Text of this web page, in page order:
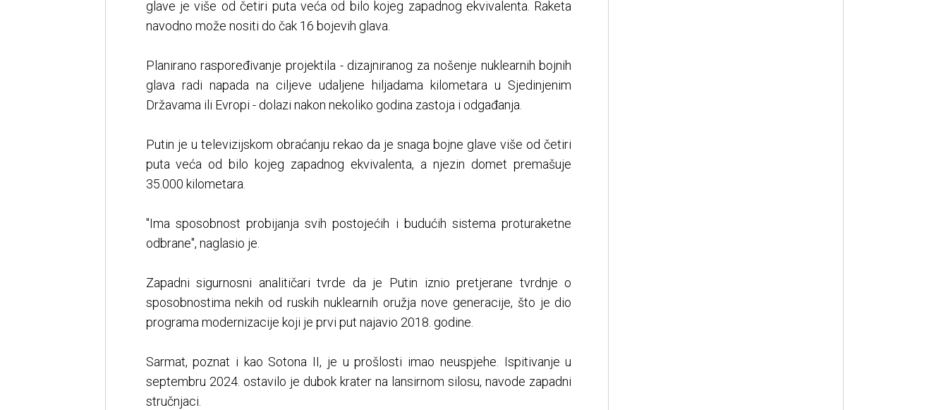
glave je više od četiri puta veća od bilo kojeg zapadnog ekvivalenta. Raketa
navodno može nositi do čak 16 bojevih glava.
Planirano raspoređivanje projektila - dizajniranog za nošenje nuklearnih bojnih
glava radi napada na ciljeve udaljene hiljadama kilometara u Sjedinjenim
Državama ili Evropi - dolazi nakon nekoliko godina zastoja i odgađanja.
Putin je u televizijskom obraćanju rekao da je snaga bojne glave više od četiri
puta veća od bilo kojeg zapadnog ekvivalenta, a njezin domet premašuje
35.000 kilometara.
"Ima sposobnost probijanja svih postojećih i budućih sistema proturaketne
odbrane", naglasio je.
Zapadni sigurnosni analitičari tvrde da je Putin iznio pretjerane tvrdnje o
sposobnostima nekih od ruskih nuklearnih oružja nove generacije, što je dio
programa modernizacije koji je prvi put najavio 2018. godine.
Sarmat, poznat i kao Sotona II, je u prošlosti imao neuspjehe. Ispitivanje u
septembru 2024. ostavilo je dubok krater na lansirnom silosu, navode zapadni
stručnjaci.